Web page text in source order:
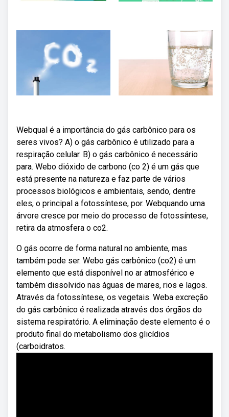
Webqual é a importância do gás carbônico para os
seres vivos? A) o gás carbônico é utilizado para a
respiração celular. B) o gás carbônico é necessário
para. Webo dióxido de carbono (co 2) é um gás que
está presente na natureza e faz parte de vários
processos biológicos e ambientais, sendo, dentre
eles, o principal a fotossíntese, por. Webquando uma
árvore cresce por meio do processo de fotossíntese,
retira da atmosfera o co2.
O gás ocorre de forma natural no ambiente, mas
também pode ser. Webo gás carbônico (co2) é um
elemento que está disponível no ar atmosférico e
também dissolvido nas águas de mares, rios e lagos.
Através da fotossíntese, os vegetais. Weba excreção
do gás carbônico é realizada através dos órgãos do
sistema respiratório. A eliminação deste elemento é o
produto final do metabolismo dos glicídios
(carboidratos.